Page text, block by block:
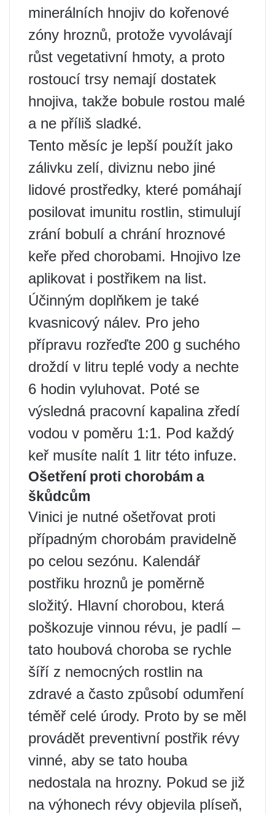
minerálních hnojiv do kořenové
zóny hroznů, protože vyvolávají
růst vegetativní hmoty, a proto
rostoucí trsy nemají dostatek
hnojiva, takže bobule rostou malé
a ne příliš sladké.
Tento měsíc je lepší použít jako
zálivku zelí, diviznu nebo jiné
lidové prostředky, které pomáhají
posilovat imunitu rostlin, stimulují
zrání bobulí a chrání hroznové
keře před chorobami. Hnojivo lze
aplikovat i postřikem na list.
Účinným doplňkem je také
kvasnicový nálev. Pro jeho
přípravu rozřeďte 200 g suchého
droždí v litru teplé vody a nechte
6 hodin vyluhovat. Poté se
výsledná pracovní kapalina zředí
vodou v poměru 1:1. Pod každý
keř musíte nalít 1 litr této infuze.
Ošetření proti chorobám a
škůdcům
Vinici je nutné ošetřovat proti
případným chorobám pravidelně
po celou sezónu. Kalendář
postřiku hroznů je poměrně
složitý. Hlavní chorobou, která
poškozuje vinnou révu, je padlí –
tato houbová choroba se rychle
šíří z nemocných rostlin na
zdravé a často způsobí odumření
téměř celé úrody. Proto by se měl
provádět preventivní postřik révy
vinné, aby se tato houba
nedostala na hrozny. Pokud se již
na výhonech révy objevila plíseň,